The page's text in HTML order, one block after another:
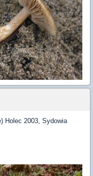
Holec 2003, Sydowia